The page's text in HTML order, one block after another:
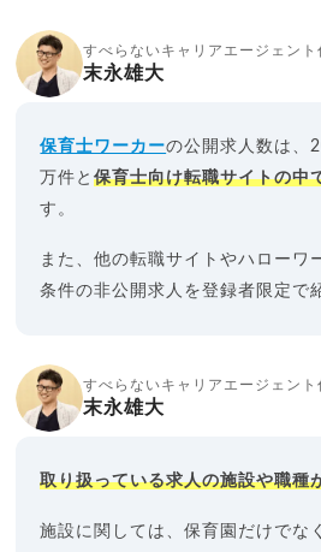
すべらないキャリアエージェント
末永雄大
保育士ワーカーの公開求人数は、
万件と保育士向け転職サイトの中
す。
また、他の転職サイトやハローワ
条件の非公開求人を登録者限定で
すべらないキャリアエージェント
末永雄大
取り扱っている求人の施設や職種
施設に関しては、保育園だけでな